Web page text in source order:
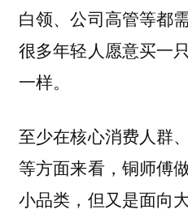
白领、公司高管等都
很多年轻人愿意买一
一样。
至少在核心消费人群
等方面来看，铜师傅
小品类，但又是面向